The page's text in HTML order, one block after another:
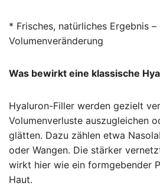
* Frisches, natürliches Ergebnis –
Volumenveränderung
Was bewirkt eine klassische
Hyaluron-Filler werden gezielt
Volumenverluste auszugleichen
glätten. Dazu zählen etwa
oder Wangen. Die stärker
wirkt hier wie ein formgebender
Haut.